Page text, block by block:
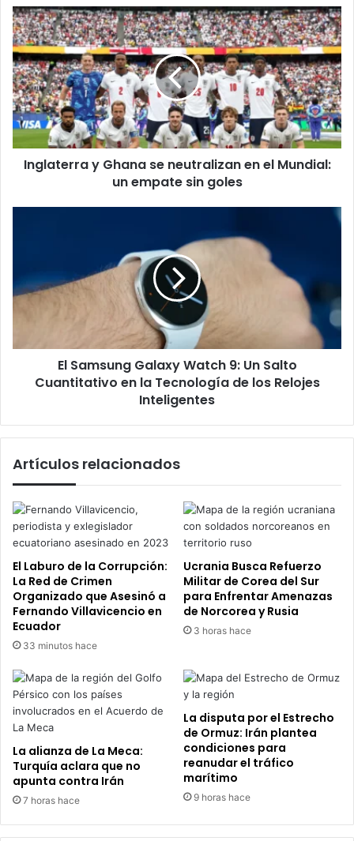
Inglaterra
y
Ghana
se
neutralizan
en
el
Mundial:
un
empate
Inglaterra y Ghana se neutralizan en el Mundial:
un empate sin goles
Un
en
Tecnología
Relojes
El Samsung Galaxy Watch 9: Un Salto
Cuantitativo en la Tecnología de los Relojes
Inteligentes
Artículos relacionados
El Laburo de la Corrupción:
La Red de Crimen
Organizado que Asesinó a
Fernando Villavicencio en
Ecuador
33 minutos hace
Ucrania Busca Refuerzo
Militar de Corea del Sur
para Enfrentar Amenazas
de Norcorea y Rusia
3 horas hace
La alianza de La Meca:
Turquía aclara que no
apunta contra Irán
7 horas hace
La disputa por el Estrecho
de Ormuz: Irán plantea
condiciones para
reanudar el tráfico
marítimo
9 horas hace